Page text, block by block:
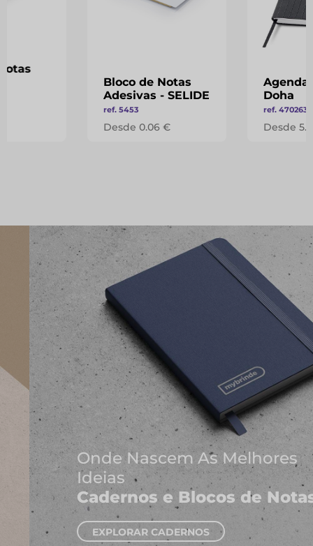
Bloco de Notas
Adesivas - SELIDE
ref. 5453
Desde 0.06 €
Agenda
Doha
ref. 470263
Desde
Onde Nascem As Melhores
Ideias
Cadernos e Blocos de Notas
EXPLORAR CADERNOS